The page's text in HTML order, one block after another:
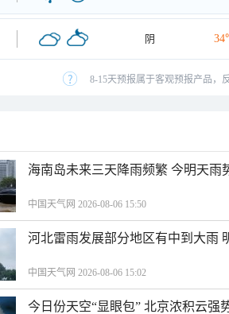
阴
8-15天预报属于客观预报产品，
海南岛未来三天降雨频繁 今明天雨
中国天气网 2026-08-06 15:50
河北雷雨发展部分地区有中到大雨
中国天气网 2026-08-06 15:02
今日份天空“显眼包” 北京浓积云强